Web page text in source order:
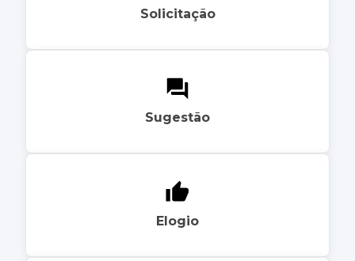
Solicitação
Sugestão
Elogio